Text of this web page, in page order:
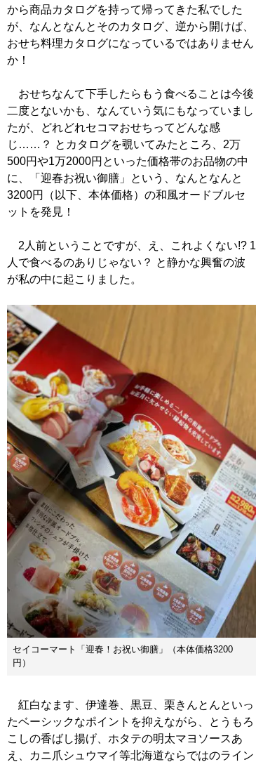
から商品カタログを持って帰ってきた私でした
が、なんとなんとそのカタログ、逆から開けば、
おせち料理カタログになっているではありません
か！
おせちなんて下手したらもう食べることは今後
二度とないかも、なんていう気にもなっていまし
たが、どれどれセコマおせちってどんな感
じ……？ とカタログを覗いてみたところ、2万
500円や1万2000円といった価格帯のお品物の中
に、「迎春お祝い御膳」という、なんとなんと
3200円（以下、本体価格）の和風オードブルセ
ットを発見！
2人前ということですが、え、これよくない!? 1
人で食べるのありじゃない？ と静かな興奮の波
が私の中に起こりました。
セイコーマート「迎春！お祝い御膳」（本体価格3200
円）
紅白なます、伊達巻、黒豆、栗きんとんといっ
たベーシックなポイントを抑えながら、とうもろ
こしの香ばし揚げ、ホタテの明太マヨソースあ
え、カニ爪シュウマイ等北海道ならではのライン